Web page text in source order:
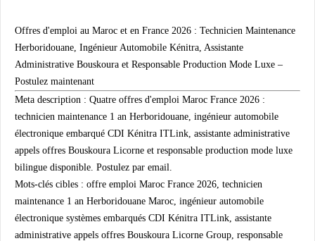
Offres d'emploi au Maroc et en France 2026 : Technicien Maintenance
Herboridouane, Ingénieur Automobile Kénitra, Assistante
Administrative Bouskoura et Responsable Production Mode Luxe –
Postulez maintenant
Meta description : Quatre offres d'emploi Maroc France 2026 :
technicien maintenance 1 an Herboridouane, ingénieur automobile
électronique embarqué CDI Kénitra ITLink, assistante administrative
appels offres Bouskoura Licorne et responsable production mode luxe
bilingue disponible. Postulez par email.
Mots-clés cibles : offre emploi Maroc France 2026, technicien
maintenance 1 an Herboridouane Maroc, ingénieur automobile
électronique systèmes embarqués CDI Kénitra ITLink, assistante
administrative appels offres Bouskoura Licorne Group, responsable